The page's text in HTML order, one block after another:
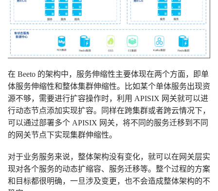
在 Beeto 的架构中，服务伸缩性主要体现在两个方面，即单
体服务伸缩性和整体集群伸缩性。比如某个单体服务出现资
源不够，需要进行扩容操作时，利用 APISIX 网关就可以进
行动态节点添加实现扩容。同样在跨集群或者跨云情况下，
可以通过部署多个 APISIX 网关，将不同的服务迁移到不同
的网关节点下实现集群伸缩性。
对于业务服务来说，整体架构没有变化，就可以在网关层实
现对各个服务的动态扩缩容、服务迁移等。整个过程的方案
和目标都很明确，一旦涉及变更，也不会造成整体架构的不